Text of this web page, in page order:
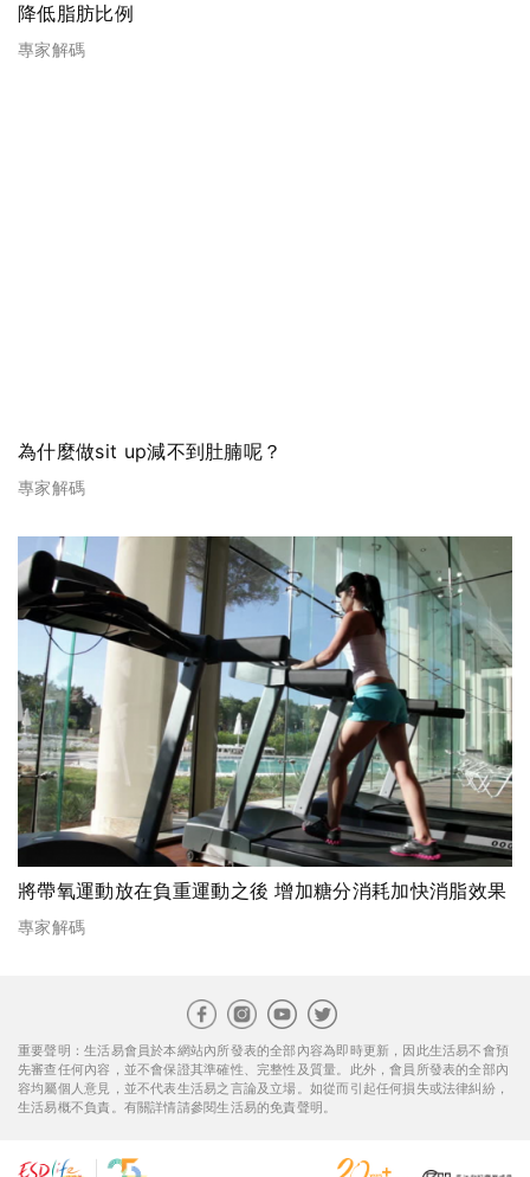
降低脂肪比例
專家解碼
為什麼做sit up減不到肚腩呢？
專家解碼
將帶氧運動放在負重運動之後 增加糖分消耗加快消脂效果
專家解碼
重要聲明：生活易會員於本網站內所發表的全部內容為即時更新，因此生活易不會預
先審查任何內容，並不會保證其準確性、完整性及質量。此外，會員所發表的全部內
容均屬個人意見，並不代表生活易之言論及立場。如從而引起任何損失或法律糾紛，
生活易概不負責。有關詳情請參閱生活易的免責聲明。